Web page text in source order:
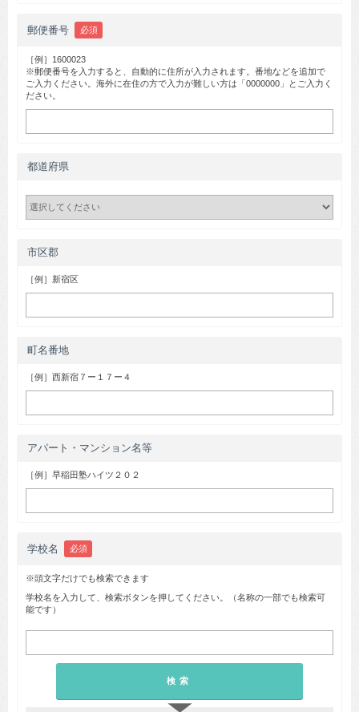
郵便番号 必須
［例］1600023
※郵便番号を入力すると、自動的に住所が入力されます。番地などを追加で
ご入力ください。海外に在住の方で入力が難しい方は「0000000」とご入力く
ださい。
都道府県
市区郡
［例］新宿区
町名番地
［例］西新宿７ー１７ー４
アパート・マンション名等
［例］早稲田塾ハイツ２０２
学校名 必須
※頭文字だけでも検索できます
学校名を入力して、検索ボタンを押してください。（名称の一部でも検索可
能です）